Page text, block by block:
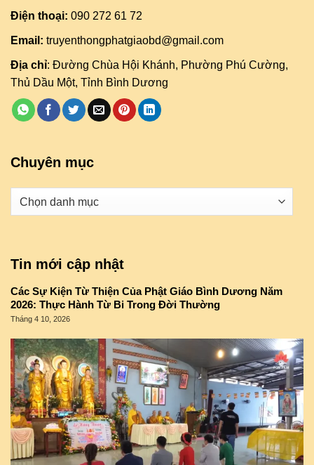
Điện thoại: 090 272 61 72
Email: truyenthongphatgiaobd@gmail.com
Địa chỉ: Đường Chùa Hội Khánh, Phường Phú Cường,
Thủ Dầu Một, Tỉnh Bình Dương
Chuyên mục
Tin mới cập nhật
Các Sự Kiện Từ Thiện Của Phật Giáo Bình Dương Năm
2026: Thực Hành Từ Bi Trong Đời Thường
Tháng 4 10, 2026